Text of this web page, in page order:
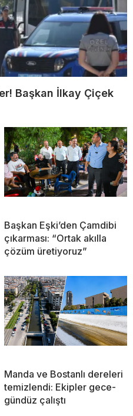
Başkan İlkay Çiçek
Başkan Eşki’den Çamdibi
çıkarması: “Ortak akılla
çözüm üretiyoruz”
Manda ve Bostanlı dereleri
temizlendi: Ekipler gece-
gündüz çalıştı